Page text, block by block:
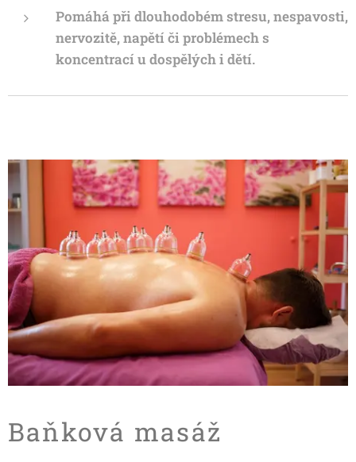
Pomáhá při dlouhodobém stresu, nespavosti,
nervozitě, napětí či problémech s
koncentrací u dospělých i dětí.
Baňková masáž